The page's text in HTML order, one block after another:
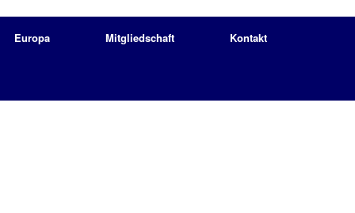
Europa Mitgliedschaft Kontakt